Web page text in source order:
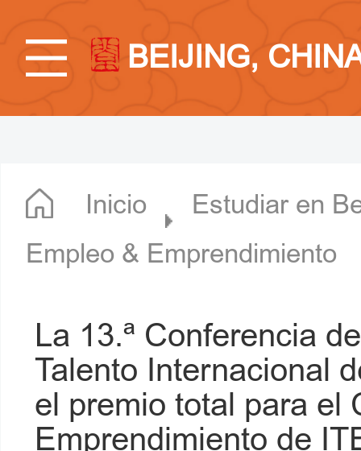
BEIJING,
Inicio
Estudiar en
Empleo & Emprendimiento
La 13.ª Conferencia
Talento Internacional
el premio total para el
Emprendimiento de